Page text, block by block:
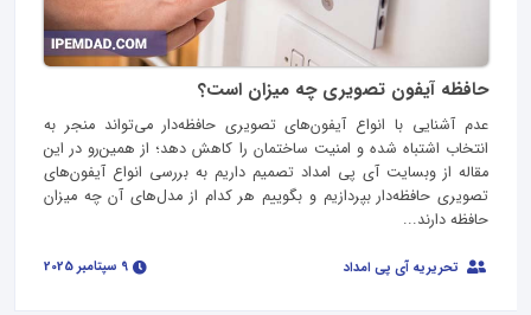
حافظه آیفون تصویری چه میزان است؟
عدم آشنایی با انواع آیفون‌های تصویری حافظه‌دار می‌تواند منجر به
انتخاب اشتباه شده و امنیت ساختمان را کاهش دهد؛ از همین‌رو در این
مقاله از وبسایت آی پی امداد تصمیم داریم به بررسی انواع آیفون‌های
تصویری حافظه‌دار بپردازیم و بگوییم هر کدام از مدل‌های آن چه میزان
حافظه دارند...
تحریریه آی پی امداد